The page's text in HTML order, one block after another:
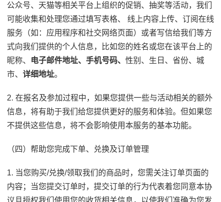
公众号、天猫等相关平台上组织的促销、抽奖等活动，我们
可能收集和处理您通过填写表格、 线上内容上传、订阅在线
服务（如：应用程序和社交网络页面）或者写信给我们等方
式向我们提供的个人信息，比如您的姓名或您在该平台上的
昵称、
电子邮件地址、手机号码、 性别、生日、省份、城
市、 详细地址。
2. 在报名及参加过程中，如果您提供一些与活动相关的额外
信息，将有助于我们给您提供更好的服务和体验。但如果您
不提供这些信息，将不会影响使用本服务的基本功能。
（四）帮助您完成下单、兑换及订单管理
1. 当您购买/兑换/领取我们的商品时，您需关注订单页面的
内容；当您提交订单时，提交订单的行为代表着您同意本协
议且授权我们使用您的收货相关信息，以使我们准确为您发